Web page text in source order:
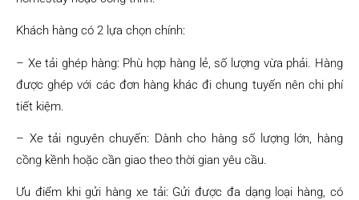
Khách hàng có 2 lựa chọn chính:
– Xe tải ghép hàng: Phù hợp hàng lẻ, số lượng vừa phải. Hàng
được ghép với các đơn hàng khác đi chung tuyến nên chi phí
tiết kiệm.
– Xe tải nguyên chuyến: Dành cho hàng số lượng lớn, hàng
cồng kềnh hoặc cần giao theo thời gian yêu cầu.
Ưu điểm khi gửi hàng xe tải: Gửi được đa dạng loại hàng, có